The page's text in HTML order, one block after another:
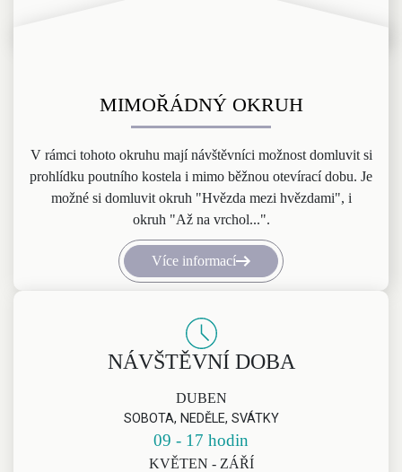
MIMOŘÁDNÝ OKRUH
V rámci tohoto okruhu mají návštěvníci možnost domluvit si
prohlídku poutního kostela i mimo běžnou otevírací dobu. Je
možné si domluvit okruh "Hvězda mezi hvězdami", i
okruh "Až na vrchol...".
Více informací
NÁVŠTĚVNÍ DOBA
DUBEN
SOBOTA, NEDĚLE, SVÁTKY
09 - 17 hodin
KVĚTEN - ZÁŘÍ